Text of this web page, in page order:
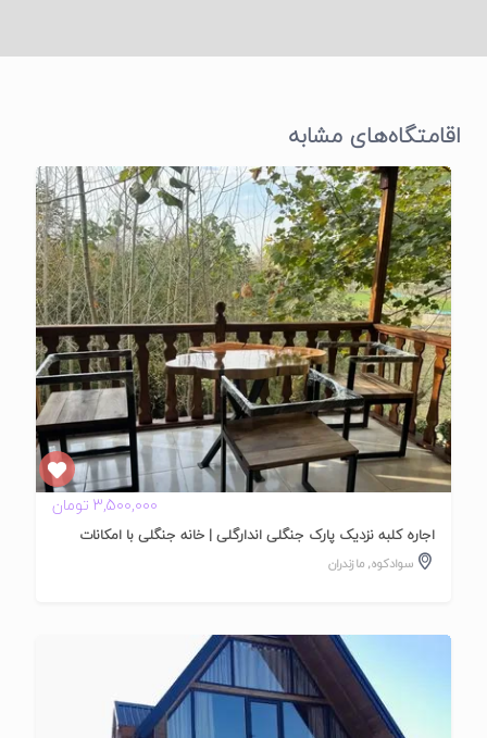
اقامتگاه‌های مشابه
3,500,000 تومان
اجاره کلبه نزدیک پارک جنگلی اندارگلی | خانه جنگلی با امکانات
سوادکوه, مازندران